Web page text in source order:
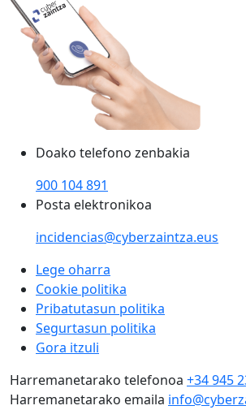
Doako telefono zenbakia
900 104 891
Posta elektronikoa
incidencias@cyberzaintza.eus
Lege oharra
Cookie politika
Pribatutasun politika
Segurtasun politika
Gora itzuli
Harremanetarako telefonoa +34 945
Harremanetarako emaila